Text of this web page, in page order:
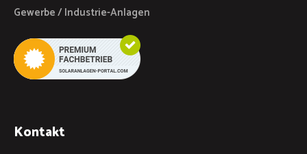
Gewerbe / Industrie-Anlagen
Kontakt